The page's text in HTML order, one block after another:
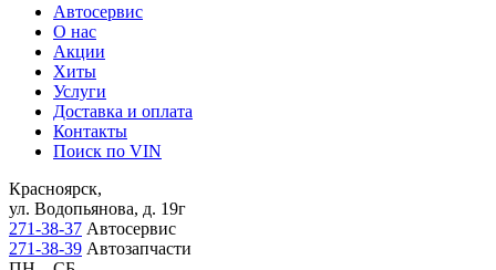
Автосервис
О нас
Акции
Хиты
Услуги
Доставка и оплата
Контакты
Поиск по VIN
Красноярск,
ул. Водопьянова, д. 19г
271-38-37 Автосервис
271-38-39 Автозапчасти